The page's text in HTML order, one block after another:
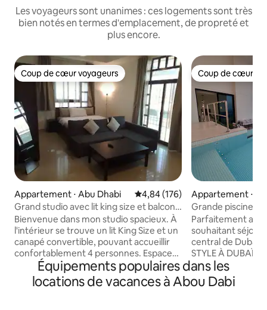
Les voyageurs sont unanimes : ces logements sont très
bien notés en termes d'emplacement, de propreté et
plus encore.
Coup de cœur voyageurs
Coup de cœur voyageurs
Appartement ⋅ Abu Dhabi Évaluation moyenne sur la
4,84 (176)
Grand studio avec lit king size et balcon
massif près de l'AUH
Bienvenue dans mon studio spacieux. À
l'intérieur se trouve un lit King Size et un
canapé convertible, pouvant accueillir
confortablement 4 personnes. Espace
bureau désigné, équipé d'une chaise de
bureau confortable et d'une connexion
Wi-Fi pour les réunions. Salle de bain
Coup de cœur
Coup de cœur
Appartement ⋅
Grande piscine
6 personnes, vue
sur la marina
Parfaitement
souhaitant
central de Dubaï. BAIGNEZ-VOUS AVEC
STYLE À DUBAÏ
PISCINE PRIVÉE
COUCHER DE SOLEIL.
superbe
Équipements populaires dans les
locations de vacances à Abou Dabi